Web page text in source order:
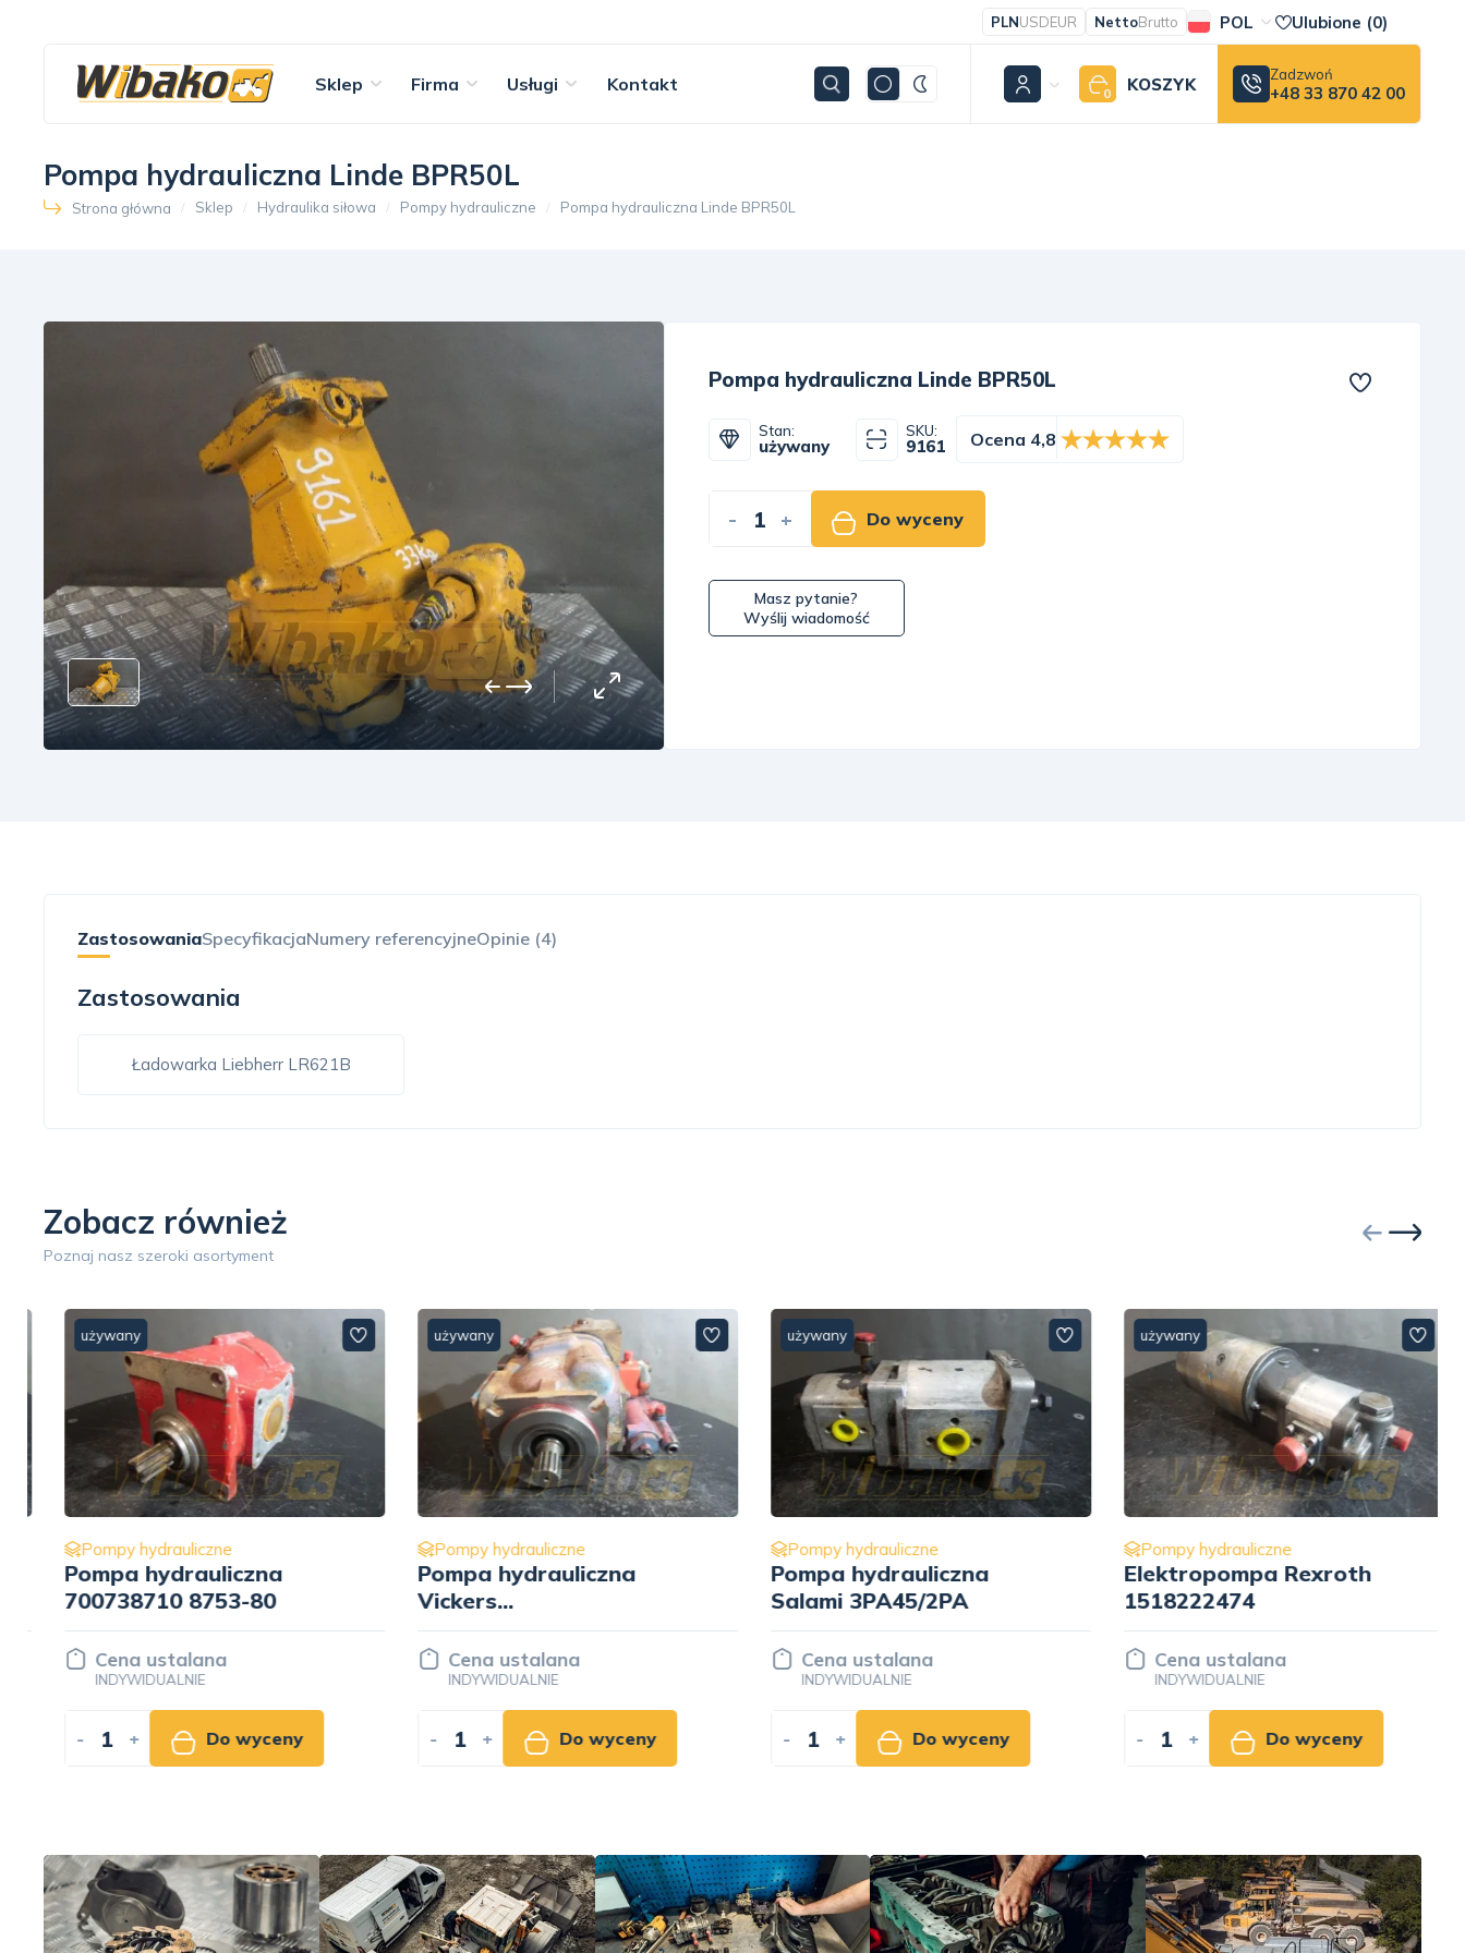
PLNUSDEUR NettoBrutto POL Ulubione (0)
Sklep Firma Usługi Kontakt 0 KOSZYK Zadzwoń
+48 33 870 42 00
Pompa hydrauliczna Linde BPR50L
Strona główna Sklep Hydraulika siłowa Pompy hydrauliczne Pompa hydrauliczna Linde BPR50L
Pompa hydrauliczna Linde BPR50L
Stan:
używany
SKU:
9161 Ocena 4,8
- + Do wyceny
Masz pytanie?
Wyślij wiadomość
ZastosowaniaSpecyfikacjaNumery referencyjneOpinie (4)
Zastosowania
Ładowarka Liebherr LR621B
Zobacz również
Poznaj nasz szeroki asortyment
używany
Pompy hydrauliczne
Pompa hydrauliczna
700738710 8753-80
Cena ustalana
INDYWIDUALNIE
+ Do wyceny
używany
Pompy hydrauliczne
Pompa hydrauliczna
Vickers
PVE27RA222C23V21067
864428 / 13745
Cena ustalana
INDYWIDUALNIE
+ Do wyceny
używany
Pompy hydrauliczne
Pompa hydrauliczna
Salami 3PA45/2PA
Cena ustalana
INDYWIDUALNIE
+ Do wyceny
używany
Pompy hydrauliczne
Elektropompa Rexroth
1518222474
Cena ustalana
INDYWIDUALNIE
+ Do wyceny